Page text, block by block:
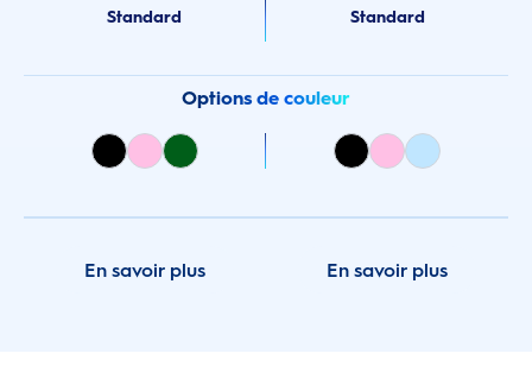
Standard Standard
Options de couleur
En savoir plus En savoir plus